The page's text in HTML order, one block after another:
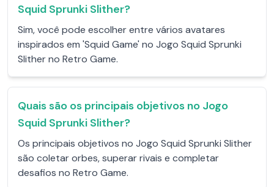
Squid Sprunki Slither?
Sim, você pode escolher entre vários avatares
inspirados em 'Squid Game' no Jogo Squid Sprunki
Slither no Retro Game.
Quais são os principais objetivos no Jogo
Squid Sprunki Slither?
Os principais objetivos no Jogo Squid Sprunki Slither
são coletar orbes, superar rivais e completar
desafios no Retro Game.